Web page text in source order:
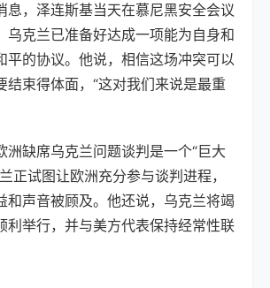
息，泽连斯基当天在慕尼黑安全会议
乌克兰已准备好达成一项能为自身和
平的协议。他说，相信这场冲突可以
结束得体面，“这对我们来说是最重
洲缺席乌克兰问题谈判是一个“巨大
正试图让欧洲充分参与谈判进程，
和声音被顾及。他还说，乌克兰将竭
利举行，并与美方代表保持经常性联